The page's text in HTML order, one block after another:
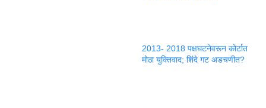
2013- 2018 पक्षघटनेवरून कोर्टात
मोठा युक्तिवाद; शिंदे गट अडचणीत?